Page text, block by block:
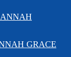
GRACE